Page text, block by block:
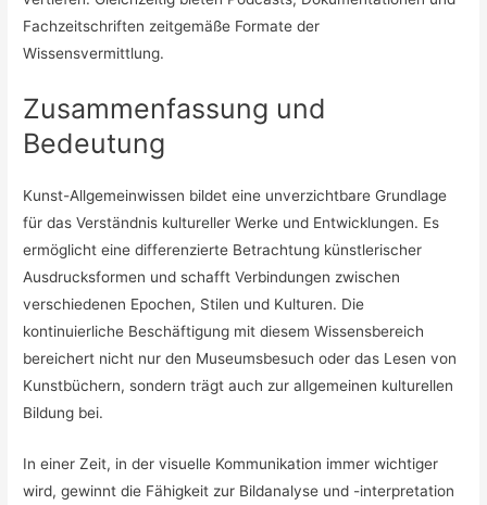
Fachzeitschriften zeitgemäße Formate der
Wissensvermittlung.
Zusammenfassung und
Bedeutung
Kunst-Allgemeinwissen bildet eine unverzichtbare Grundlage
für das Verständnis kultureller Werke und Entwicklungen. Es
ermöglicht eine differenzierte Betrachtung künstlerischer
Ausdrucksformen und schafft Verbindungen zwischen
verschiedenen Epochen, Stilen und Kulturen. Die
kontinuierliche Beschäftigung mit diesem Wissensbereich
bereichert nicht nur den Museumsbesuch oder das Lesen von
Kunstbüchern, sondern trägt auch zur allgemeinen kulturellen
Bildung bei.
In einer Zeit, in der visuelle Kommunikation immer wichtiger
wird, gewinnt die Fähigkeit zur Bildanalyse und -interpretation